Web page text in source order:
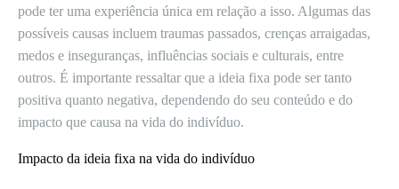
pode ter uma experiência única em relação a isso. Algumas das
possíveis causas incluem traumas passados, crenças arraigadas,
medos e inseguranças, influências sociais e culturais, entre
outros. É importante ressaltar que a ideia fixa pode ser tanto
positiva quanto negativa, dependendo do seu conteúdo e do
impacto que causa na vida do indivíduo.
Impacto da ideia fixa na vida do indivíduo